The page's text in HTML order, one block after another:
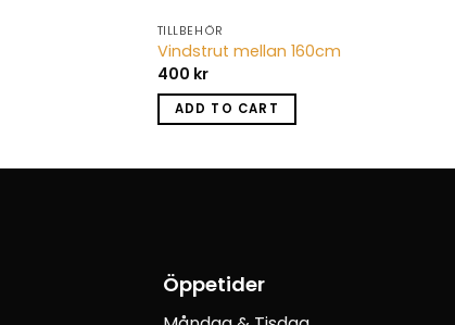
TILLBEHÖR
Vindstrut mellan 160cm
400 kr
ADD TO CART
Öppetider